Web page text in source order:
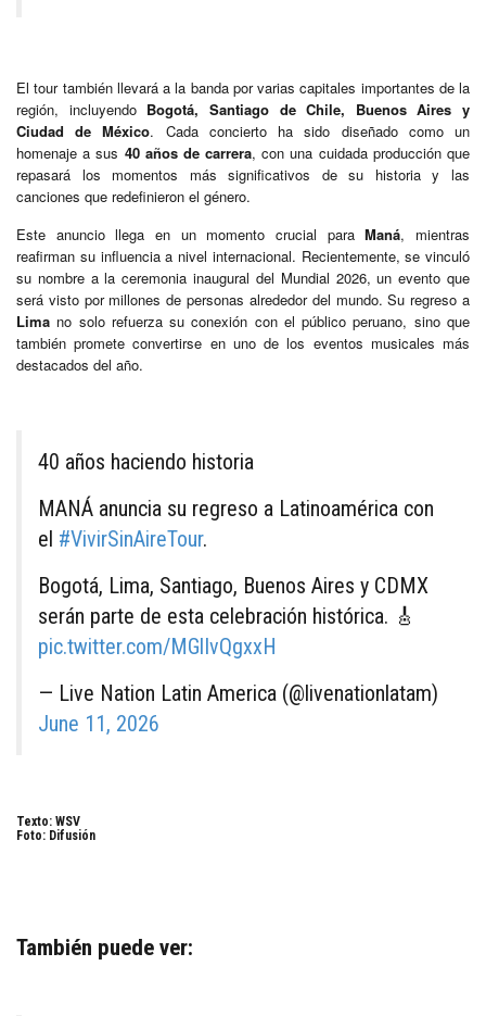
El tour también llevará a la banda por varias capitales importantes de la
región, incluyendo Bogotá, Santiago de Chile, Buenos Aires y
Ciudad de México. Cada concierto ha sido diseñado como un
homenaje a sus 40 años de carrera, con una cuidada producción que
repasará los momentos más significativos de su historia y las
canciones que redefinieron el género.
Este anuncio llega en un momento crucial paraManá, mientras
reafirman su influencia a nivel internacional. Recientemente, se vinculó
su nombre a la ceremonia inaugural del Mundial 2026, un evento que
será visto por millones de personas alrededor del mundo. Su regreso a
Lima no solo refuerza su conexión con el público peruano, sino que
también promete convertirse en uno de los eventos musicales más
destacados del año.
40 años haciendo historia
MANÁ anuncia su regreso a Latinoamérica con
el #VivirSinAireTour.
Bogotá, Lima, Santiago, Buenos Aires y CDMX
serán parte de esta celebración histórica. 🎸
pic.twitter.com/MGlIvQgxxH
— Live Nation Latin America (@livenationlatam)
June 11, 2026
Texto: WSV
Foto: Difusión
También puede ver: